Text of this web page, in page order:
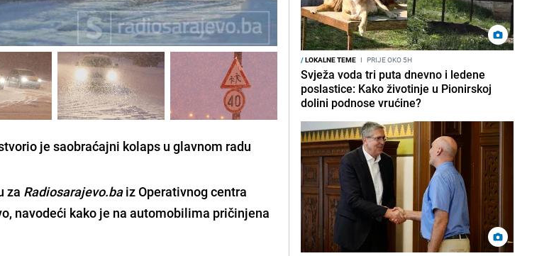
je saobraćajni kolaps u glavnom radu
za Radiosarajevo.baiz Operativnog centra
navodeći kako je na automobilima pričinjena
/LOKALNE TEME I PRIJE OKO 5H
Svježa voda tri puta dnevno i ledene
poslastice: Kako životinje u Pionirskoj
dolini podnose vrućine?